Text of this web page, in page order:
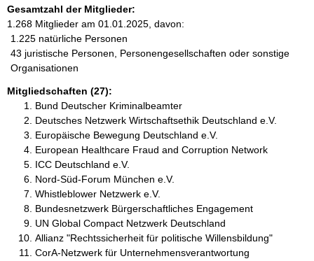
Gesamtzahl der Mitglieder:
1.268 Mitglieder am 01.01.2025, davon:
1.225 natürliche Personen
43 juristische Personen, Personengesellschaften oder sonstige
Organisationen
Mitgliedschaften (27):
Bund Deutscher Kriminalbeamter
Deutsches Netzwerk Wirtschaftsethik Deutschland e.V.
Europäische Bewegung Deutschland e.V.
European Healthcare Fraud and Corruption Network
ICC Deutschland e.V.
Nord-Süd-Forum München e.V.
Whistleblower Netzwerk e.V.
Bundesnetzwerk Bürgerschaftliches Engagement
UN Global Compact Netzwerk Deutschland
Allianz "Rechtssicherheit für politische Willensbildung"
CorA-Netzwerk für Unternehmensverantwortung